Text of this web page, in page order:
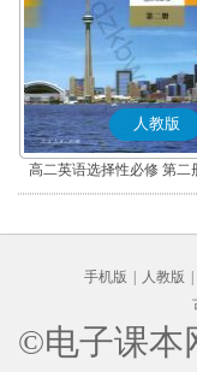
人教版
高二英语选择性必修 第二
手机版 人教版
©电子课本